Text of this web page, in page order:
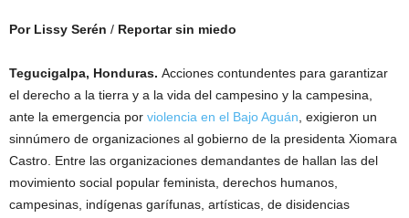
Por Lissy Serén / Reportar sin miedo
Tegucigalpa, Honduras. Acciones contundentes para garantizar
el derecho a la tierra y a la vida del campesino y la campesina,
ante la emergencia por violencia en el Bajo Aguán , exigieron un
sinnúmero de organizaciones al gobierno de la presidenta Xiomara
Castro. Entre las organizaciones demandantes de hallan las del
movimiento social popular feminista, derechos humanos,
campesinas, indígenas garífunas, artísticas, de disidencias